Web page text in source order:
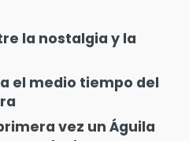
la nostalgia y la
el medio tiempo del
vez un Águila